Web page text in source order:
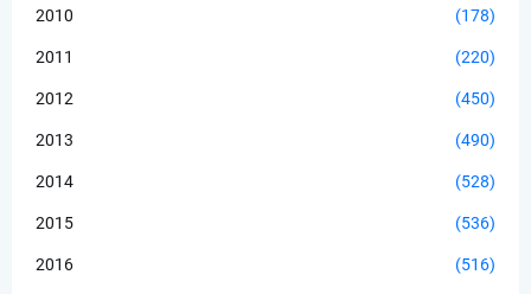
2010 (178)
2011 (220)
2012 (450)
2013 (490)
2014 (528)
2015 (536)
2016 (516)